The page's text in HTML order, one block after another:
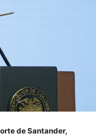
de Santander,